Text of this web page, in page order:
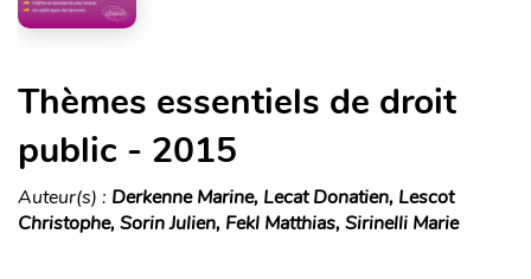
Thèmes essentiels de droit
public - 2015
Auteur(s) : Derkenne Marine, Lecat Donatien, Lescot
Christophe, Sorin Julien, Fekl Matthias, Sirinelli Marie